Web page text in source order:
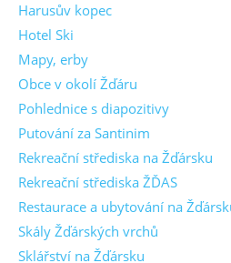
Harusův kopec
Hotel Ski
Mapy, erby
Obce v okolí Žďáru
Pohlednice s diapozitivy
Putování za Santinim
Rekreační střediska na Žďársku
Rekreační střediska ŽĎAS
Restaurace a ubytování na
Skály Žďárských vrchů
Sklářství na Žďársku